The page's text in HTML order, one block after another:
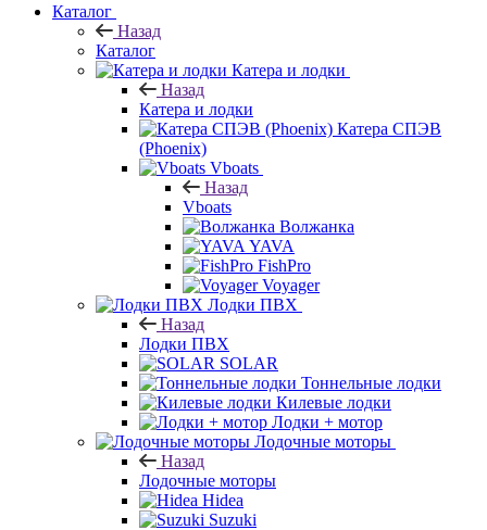
Каталог
Назад
Каталог
Катера и лодки
Назад
Катера и лодки
Катера СПЭВ
(Phoenix)
Vboats
Назад
Vboats
Волжанка
YAVA
FishPro
Voyager
Лодки ПВХ
Назад
Лодки ПВХ
SOLAR
Тоннельные лодки
Килевые лодки
Лодки + мотор
Лодочные моторы
Назад
Лодочные моторы
Hidea
Suzuki